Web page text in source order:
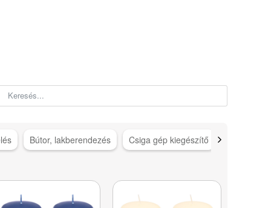
Bútor, lakberendezés Csiga gép kiegészítő